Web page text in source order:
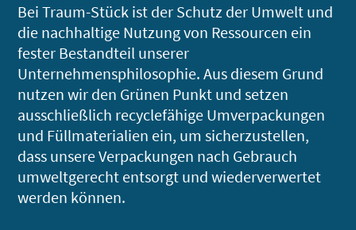
Bei Traum-Stück ist der Schutz der Umwelt und
die nachhaltige Nutzung von Ressourcen ein
fester Bestandteil unserer
Unternehmensphilosophie. Aus diesem Grund
nutzen wir den Grünen Punkt und setzen
ausschließlich recyclefähige Umverpackungen
und Füllmaterialien ein, um sicherzustellen,
dass unsere Verpackungen nach Gebrauch
umweltgerecht entsorgt und wiederverwertet
werden können.